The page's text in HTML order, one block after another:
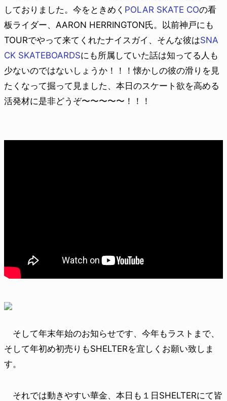
しておりました。今をときめく POLAR SKATE COの看
板ライダー、AARON HERRINGTON氏。以前神戸にも
TOURでやって来てくれたナイスガイ、そんな彼はSNA
CK SKATEBOARDSにも所属していた話は知ってる人も
少ないのではないしょうか！！！懐かしの彼の滑りを見
たくなって掘って見ました、本日のスケート欲を高める
活発材に是非どうぞ〜〜〜〜〜！！！
そして年末年始のお知らせです、今年もラストまで、
そして年初め初売りもSHELTERを宜しくお願い致しま
す。
それでは動きやすい華金、本日も１日SHELTERにて皆